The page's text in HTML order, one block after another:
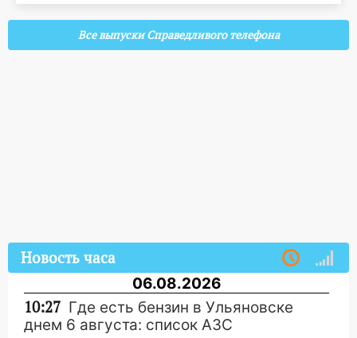
Все выпуски Справедливого телефона
Новость часа
06.08.2026
10:27 Где есть бензин в Ульяновске
днем 6 августа: список АЗС